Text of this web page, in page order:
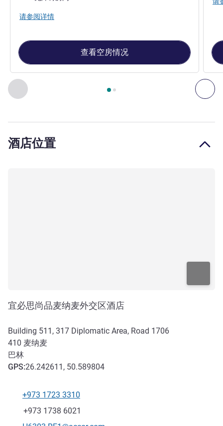
上一个 - 客房 下
第 页，共 , 客房 1 : 标准房，配备特大床，可欣赏城
请参阅详情
查看空房情况
酒店位置
宜必思尚品麦纳麦外交区酒店
Building 511, 317 Diplomatic Area, Road 1706
410 麦纳麦
巴林
GPS:26.242611, 50.589804
电话
+973 1723 3310
传真
+973 1738 6021